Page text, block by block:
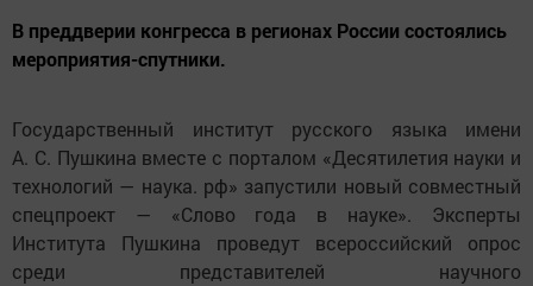
В преддверии конгресса в регионах России состоялись
мероприятия-спутники.
Государственный институт русского языка имени
А. С. Пушкина вместе с порталом «Десятилетия науки и
технологий — наука. рф» запустили новый совместный
спецпроект — «Слово года в науке». Эксперты
Института Пушкина проведут всероссийский опрос
среди представителей научного